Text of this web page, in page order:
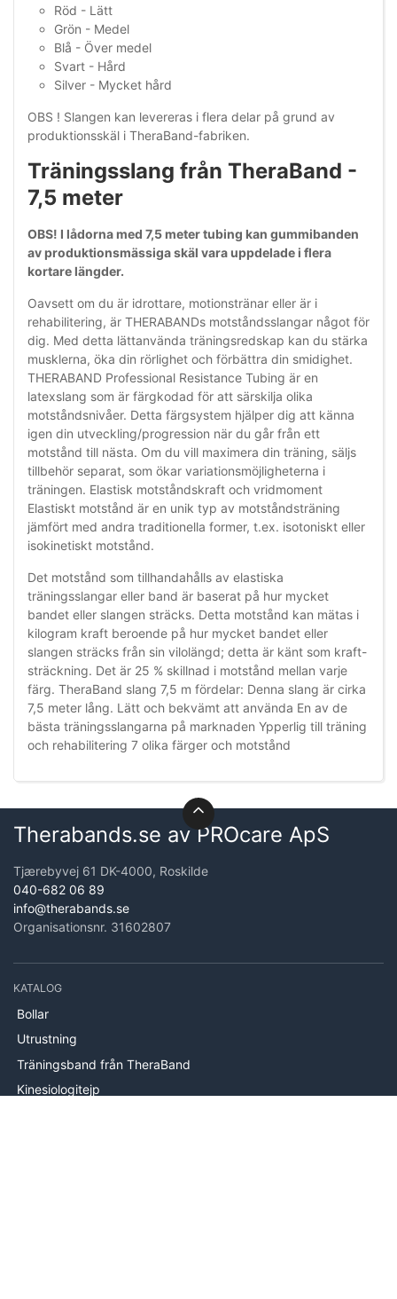
Röd - Lätt
Grön - Medel
Blå - Över medel
Svart - Hård
Silver - Mycket hård
OBS ! Slangen kan levereras i flera delar på grund av
produktionsskäl i TheraBand-fabriken.
Träningsslang från TheraBand -
7,5 meter
OBS! I lådorna med 7,5 meter tubing kan gummibanden
av produktionsmässiga skäl vara uppdelade i flera
kortare längder.
Oavsett om du är idrottare, motionstränar eller är i
rehabilitering, är THERABANDs motståndsslangar något för
dig. Med detta lättanvända träningsredskap kan du stärka
musklerna, öka din rörlighet och förbättra din smidighet.
THERABAND Professional Resistance Tubing är en
latexslang som är färgkodad för att särskilja olika
motståndsnivåer. Detta färgsystem hjälper dig att känna
igen din utveckling/progression när du går från ett
motstånd till nästa. Om du vill maximera din träning, säljs
tillbehör separat, som ökar variationsmöjligheterna i
träningen. Elastisk motståndskraft och vridmoment
Elastiskt motstånd är en unik typ av motståndsträning
jämfört med andra traditionella former, t.ex. isotoniskt eller
isokinetiskt motstånd.
Det motstånd som tillhandahålls av elastiska
träningsslangar eller band är baserat på hur mycket
bandet eller slangen sträcks. Detta motstånd kan mätas i
kilogram kraft beroende på hur mycket bandet eller
slangen sträcks från sin vilolängd; detta är känt som kraft-
sträckning. Det är 25 % skillnad i motstånd mellan varje
färg. TheraBand slang 7,5 m fördelar: Denna slang är cirka
7,5 meter lång. Lätt och bekvämt att använda En av de
bästa träningsslangarna på marknaden Ypperlig till träning
och rehabilitering 7 olika färger och motstånd
Therabands.se av PROcare ApS
Tjærebyvej 61 DK-4000, Roskilde
040-682 06 89
info@therabands.se
Organisationsnr. 31602807
KATALOG
Bollar
Utrustning
Träningsband från TheraBand
Kinesiologitejp